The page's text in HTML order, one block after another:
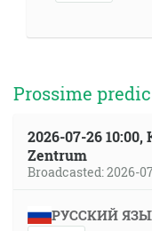
Prossime
2026-07-26
Zentrum
Broadcasted: 2026-
РУССКИЙ